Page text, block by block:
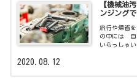
【機械油
ンジング
旅行や帰省
の中には 自
いらっしゃ
2020.08.12